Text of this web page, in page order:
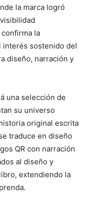
la marca logró
la
interés sostenido del
diseño, narración y
una selección de
su universo
original escrita
traduce en diseño
QR con narración
al diseño y
extendiendo la